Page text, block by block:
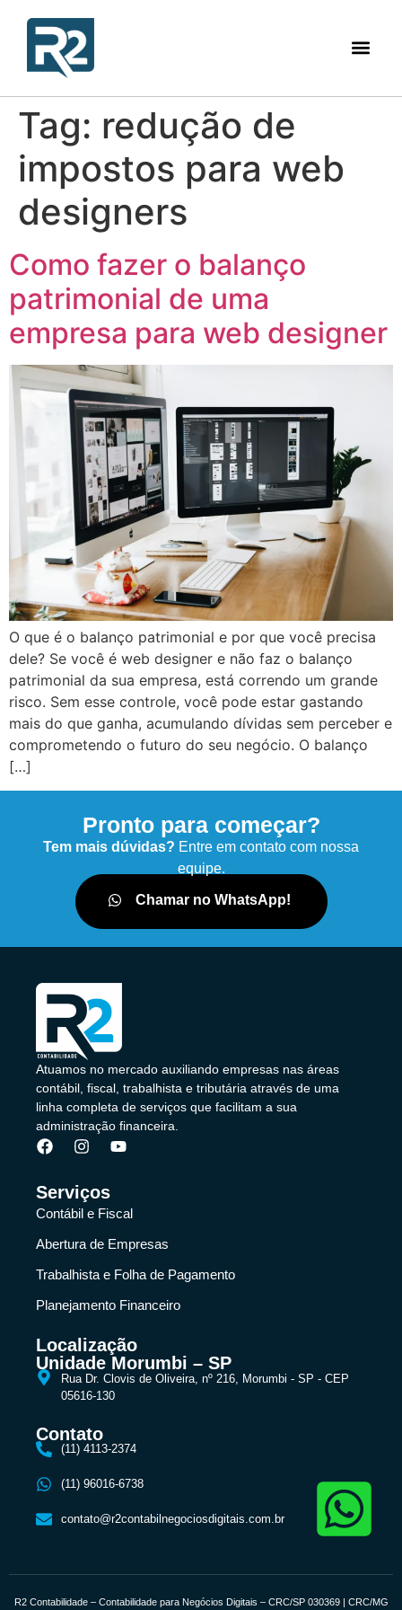
Tag: redução de
impostos para web
designers
Como fazer o balanço
patrimonial de uma
empresa para web designer
O que é o balanço patrimonial e por que você precisa
dele? Se você é web designer e não faz o balanço
patrimonial da sua empresa, está correndo um grande
risco. Sem esse controle, você pode estar gastando
mais do que ganha, acumulando dívidas sem perceber e
comprometendo o futuro do seu negócio. O balanço
[…]
Pronto para começar?
Tem mais dúvidas? Entre em contato com nossa
equipe.
Chamar no WhatsApp!
Atuamos no mercado auxiliando empresas nas áreas
contábil, fiscal, trabalhista e tributária através de uma
linha completa de serviços que facilitam a sua
administração financeira.
Serviços
Contábil e Fiscal
Abertura de Empresas
Trabalhista e Folha de Pagamento
Planejamento Financeiro
Localização
Unidade Morumbi – SP
Rua Dr. Clovis de Oliveira, nº 216, Morumbi - SP - CEP
05616-130
Contato
(11) 4113-2374
(11) 96016-6738
contato@r2contabilnegociosdigitais.com.br
R2 Contabilidade – Contabilidade para Negócios Digitais – CRC/SP 030369 | CRC/MG